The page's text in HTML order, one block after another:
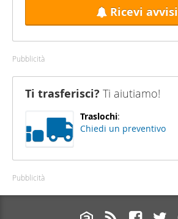
Ricevi avvisi
Pubblicità
Ti trasferisci? Ti aiutiamo!
Traslochi:
Chiedi un preventivo
Pubblicità